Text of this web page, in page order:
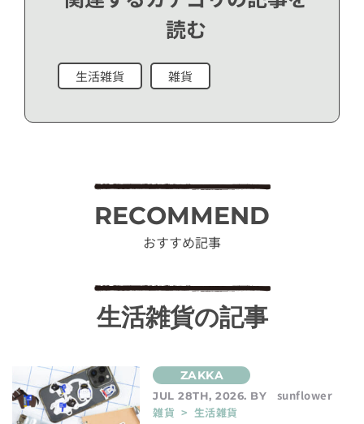
読む
生活雑貨 雑貨
RECOMMEND
おすすめ記事
生活雑貨の記事
JUL 28TH, 2026. BY
sunflower
雑貨 > 生活雑貨